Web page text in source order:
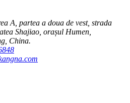
A, partea a doua de vest, strada
Shajiao, orașul Humen,
China.